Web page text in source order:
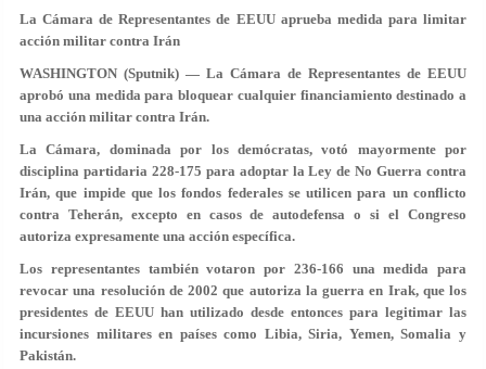
La Cámara de Representantes de EEUU aprueba medida para limitar
acción militar contra Irán
WASHINGTON (Sputnik) — La Cámara de Representantes de EEUU
aprobó una medida para bloquear cualquier financiamiento destinado a
una acción militar contra Irán.
La Cámara, dominada por los demócratas, votó mayormente por
disciplina partidaria 228-175 para adoptar la Ley de No Guerra contra
Irán, que impide que los fondos federales se utilicen para un conflicto
contra Teherán, excepto en casos de autodefensa o si el Congreso
autoriza expresamente una acción específica.
Los representantes también votaron por 236-166 una medida para
revocar una resolución de 2002 que autoriza la guerra en Irak, que los
presidentes de EEUU han utilizado desde entonces para legitimar las
incursiones militares en países como Libia, Siria, Yemen, Somalia y
Pakistán.